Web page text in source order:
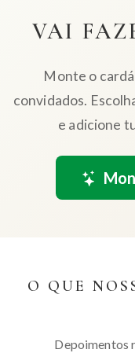
VAI
Monte o
convidados.
e adicione
O QUE
Depoimentos